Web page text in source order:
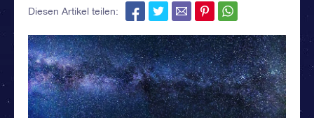
Diesen Artikel teilen: